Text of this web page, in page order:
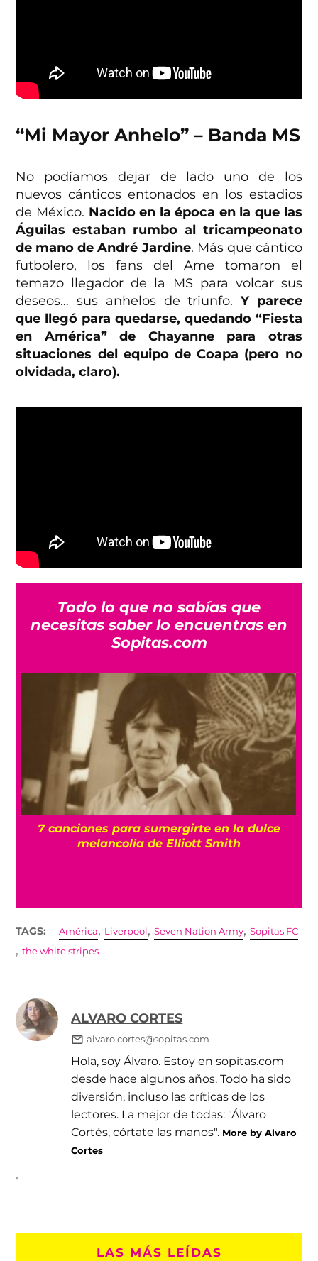
“Mi Mayor Anhelo” – Banda MS
No podíamos dejar de lado uno de los
nuevos cánticos entonados en los estadios
de México. Nacido en la época en la que las
Águilas estaban rumbo al tricampeonato
de mano de André Jardine. Más que cántico
futbolero, los fans del Ame tomaron el
temazo llegador de la MS para volcar sus
deseos… sus anhelos de triunfo. Y parece
que llegó para quedarse, quedando “Fiesta
en América” de Chayanne para otras
situaciones del equipo de Coapa (pero no
olvidada, claro).
Todo lo que no sabías que
necesitas saber lo encuentras en
Sopitas.com
7 canciones para sumergirte en la dulce
melancolía de Elliott Smith
TAGS: América, Liverpool ,Seven Nation Army,Sopitas FC
,the white stripes
ALVARO CORTES
alvaro.cortes@sopitas.com
Hola, soy Álvaro. Estoy en sopitas.com
desde hace algunos años. Todo ha sido
diversión, incluso las críticas de los
lectores. La mejor de todas: "Álvaro
Cortés, córtate las manos". More by Alvaro
Cortes
LAS MÁS LEÍDAS